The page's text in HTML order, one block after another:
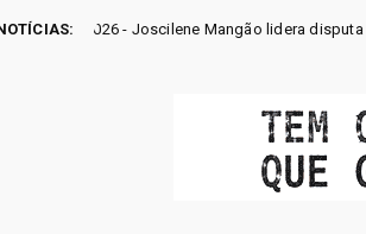
Mangão lidera disputa por vaga na Alego em